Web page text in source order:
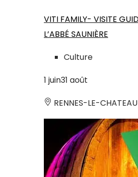
VITI FAMILY- VISITE
L’ABBÉ SAUNIÈRE
Culture
1 juin31 août
RENNES-LE-CHATEAU